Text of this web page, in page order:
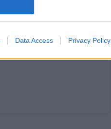
Data Access Privacy Policy